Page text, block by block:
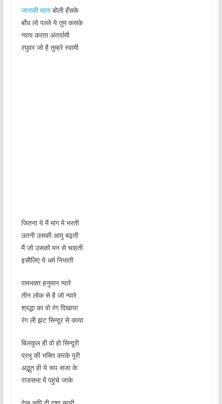
जानकी माताबोली हँसके
बाँध लो पल्ले ये तुम कसके
न्याय करता अंतर्यामी
रघुवर जो है तुम्हरे स्वामी
जितना ये मैं मांग में भरती
उतनी उसकी आयु बढ़ती
मैं जो उसको मन से चाहती
इसीलिए ये धर्म निभाती
रामभक्त हनुमान प्यारे
तीन लोक से है जो न्यारे
श्रद्धा का वो रंग दिखाया
रंग ली झट सिन्दूर से काया
बिलकुल ही वो हो सिन्दूरी
प्रभु की भक्ति करके पूरी
अद्भुत ही ये रूप सजा के
राजसभा में पहुंचे जाके